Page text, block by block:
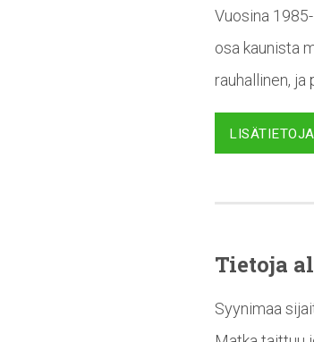
Vuosina
osa kaunista
rauhallinen,
Tietoja
Syynimaa